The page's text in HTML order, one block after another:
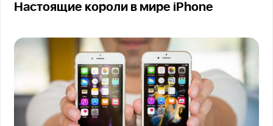
Настоящие короли в мире iPhone